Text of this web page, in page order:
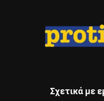
Σχετικά με